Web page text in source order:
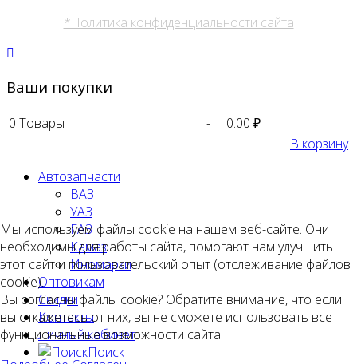
*Политика конфиденциальности сайта
Ваши покупки
0 Товары -
0.00 ₽
В корзину
Автозапчасти
ВАЗ
УАЗ
ГАЗ
Камаз
Иномарки
Оптовикам
Скидки
Контакты
Личный кабинет
Поиск
Мы используем файлы cookie на нашем веб-сайте. Они
необходимы для работы сайта, помогают нам улучшить
этот сайт и пользовательский опыт (отслеживание файлов
cookie).
Вы согласны файлы cookie? Обратите внимание, что если
вы откажетесь от них, вы не сможете использовать все
функциональные возможности сайта.